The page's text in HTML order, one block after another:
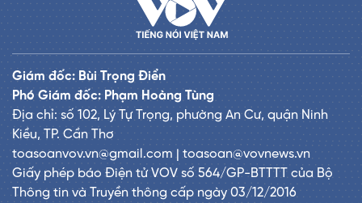
Giám đốc: Bùi Trọng Điển
Phó Giám đốc: Phạm Hoàng Tùng
Địa chỉ: số 102, Lý Tự Trọng, phường An Cư, quận Ninh
Kiều, TP. Cần Thơ
toasoanvov.vn@gmail.com | toasoan@vovnews.vn
Giấy phép báo Điện tử VOV số 564/GP-BTTTT của Bộ
Thông tin và Truyền thông cấp ngày 03/12/2016